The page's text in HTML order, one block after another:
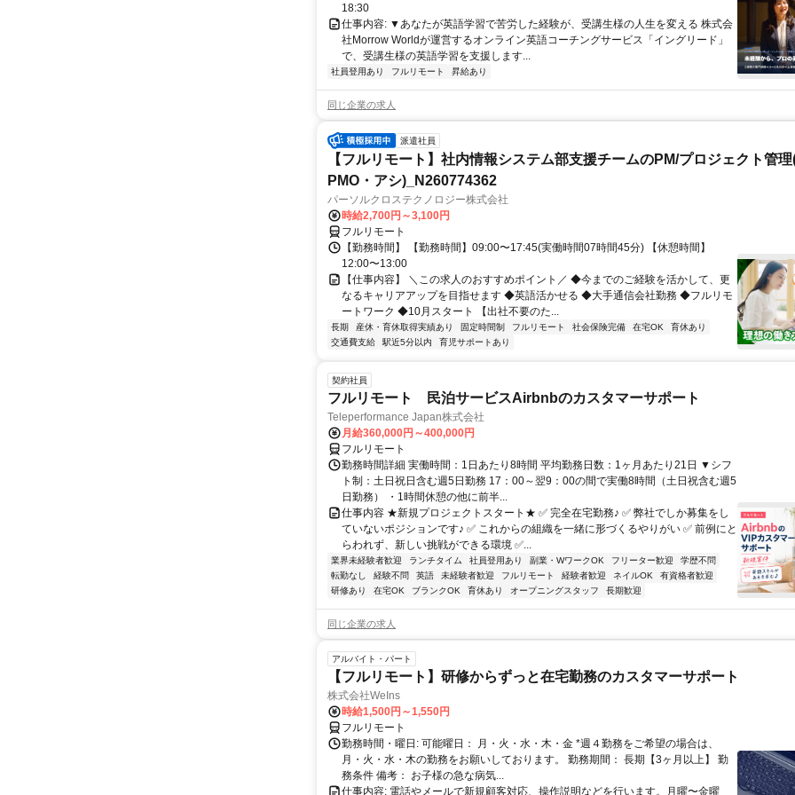
18:30
仕事内容: ▼あなたが英語学習で苦労した経験が、受講生様の人生を変える 株式会
社Morrow Worldが運営するオンライン英語コーチングサービス「イングリード」
で、受講生様の英語学習を支援します...
社員登用あり フルリモート 昇給あり
同じ企業の求人
派遣社員
【フルリモート】社内情報システム部支援チームのPM/プロジェクト管
PMO・アシ)_N260774362
パーソルクロステクノロジー株式会社
時給2,700円～3,100円
フルリモート
【勤務時間】 【勤務時間】09:00〜17:45(実働時間07時間45分) 【休憩時間】
12:00〜13:00
【仕事内容】 ＼この求人のおすすめポイント／ ◆今までのご経験を活かして、更
なるキャリアアップを目指せます ◆英語活かせる ◆大手通信会社勤務 ◆フルリモ
ートワーク ◆10月スタート 【出社不要のた...
長期 産休・育休取得実績あり 固定時間制 フルリモート 社会保険完備 在宅OK
育休あり
交通費支給
駅近5分以内 育児サポートあり
契約社員
フルリモート 民泊サービスAirbnbのカスタマーサポート
Teleperformance Japan株式会社
月給360,000円～400,000円
フルリモート
勤務時間詳細 実働時間：1日あたり8時間 平均勤務日数：1ヶ月あたり21日 ▼シフ
ト制：土日祝日含む週5日勤務 17：00～翌9：00の間で実働8時間（土日祝含む週5
日勤務） ・1時間休憩の他に前半...
仕事内容 ★新規プロジェクトスタート★ ✅ 完全在宅勤務♪ ✅ 弊社でしか募集をし
ていないポジションです♪ ✅ これからの組織を一緒に形づくるやりがい ✅ 前例にと
らわれず、新しい挑戦ができる環境 ✅...
業界未経験者歓迎 ランチタイム 社員登用あり 副業・WワークOK フリーター歓迎
学歴不問
転勤なし
経験不問 英語 未経験者歓迎 フルリモート 経験者歓迎 ネイルOK
有資格者歓迎
研修あり
在宅OK ブランクOK 育休あり オープニングスタッフ 長期歓迎
同じ企業の求人
アルバイト・パート
【フルリモート】研修からずっと在宅勤務のカスタマーサポート
株式会社WeIns
時給1,500円～1,550円
フルリモート
勤務時間・曜日: 可能曜日： 月・火・水・木・金 *週４勤務をご希望の場合は、
月・火・水・木の勤務をお願いしております。 勤務期間： 長期【3ヶ月以上】 勤
務条件 備考： お子様の急な病気...
仕事内容: 電話やメールで新規顧客対応、操作説明などを行います。月曜〜金曜